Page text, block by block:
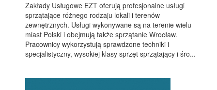
Zakłady Usługowe EZT oferują profesjonalne usługi
sprzątające różnego rodzaju lokali i terenów
zewnętrznych. Usługi wykonywane są na terenie wielu
miast Polski i obejmują także sprzątanie Wrocław.
Pracownicy wykorzystują sprawdzone techniki i
specjalistyczny, wysokiej klasy sprzęt sprzątający i śro...